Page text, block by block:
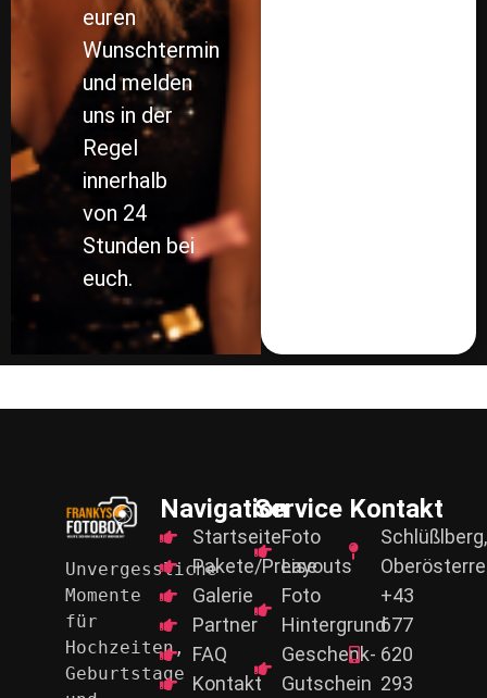
euren
Wunschtermin
und melden
uns in der
Regel
innerhalb
von 24
Stunden bei
euch.
Unvergessliche
Momente
für
Hochzeiten,
Geburtstage
Navigation
Startseite
Pakete/Preise
Galerie
Partner
FAQ
Kontakt
Service
Foto
Layouts
Foto
Hintergrund
Geschenk-
Gutschein
Kontakt
Schlüßlberg,
+43
677
620
293